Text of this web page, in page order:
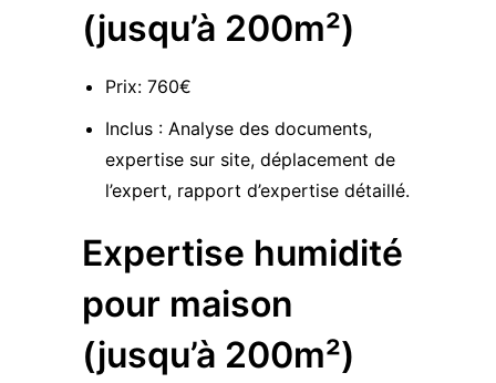
(jusqu’à 200m²)
Prix: 760€
Inclus : Analyse des documents,
expertise sur site, déplacement de
l’expert, rapport d’expertise détaillé.
Expertise humidité
pour maison
(jusqu’à 200m²)